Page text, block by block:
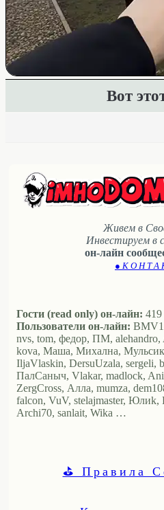
Вот
Живем в
Инвестируем в
он-лайн
● К О Н Т А
Гости (read only) он-лайн: 419
Пользователи он-лайн:
nvs, tom, федор, ПМ,
kova, Маша, Михална,
IljaVlaskin, DersuUzala, sergeli,
ПалСаныч, Vlakar, madlock,
ZergCross, Алла, mumza,
falcon, VuV, stelajmaster, Юлиk,
Archi70, sanlait, Wika …
⛳ Правила